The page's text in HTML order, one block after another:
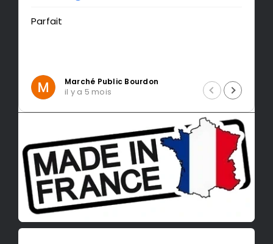
Parfait
Marché Public Bourdon
il y a 5 mois